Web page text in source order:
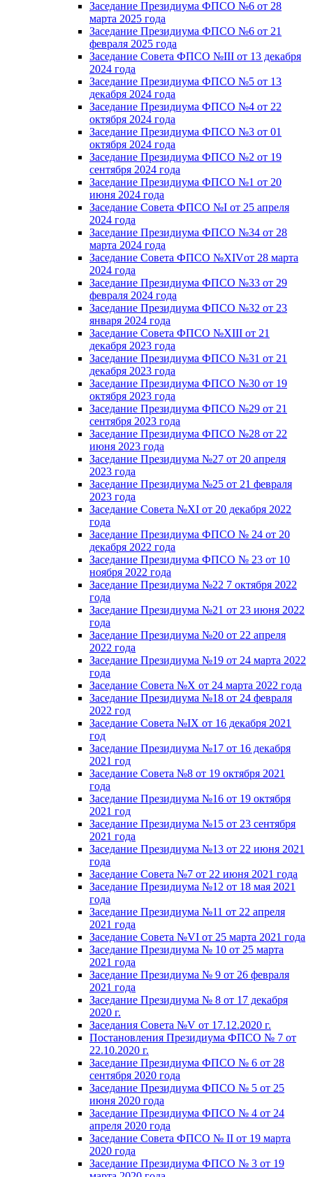
Заседание Президиума ФПСО №6 от 28
марта 2025 года
Заседание Президиума ФПСО №6 от 21
февраля 2025 года
Заседание Совета ФПСО №III от 13 декабря
2024 года
Заседание Президиума ФПСО №5 от 13
декабря 2024 года
Заседание Президиума ФПСО №4 от 22
октября 2024 года
Заседание Президиума ФПСО №3 от 01
октября 2024 года
Заседание Президиума ФПСО №2 от 19
сентября 2024 года
Заседание Президиума ФПСО №1 от 20
июня 2024 года
Заседание Совета ФПСО №I от 25 апреля
2024 года
Заседание Президиума ФПСО №34 от 28
марта 2024 года
Заседание Совета ФПСО №XIVот 28 марта
2024 года
Заседание Президиума ФПСО №33 от 29
февраля 2024 года
Заседание Президиума ФПСО №32 от 23
января 2024 года
Заседание Совета ФПСО №XIII от 21
декабря 2023 года
Заседание Президиума ФПСО №31 от 21
декабря 2023 года
Заседание Президиума ФПСО №30 от 19
октября 2023 года
Заседание Президиума ФПСО №29 от 21
сентября 2023 года
Заседание Президиума ФПСО №28 от 22
июня 2023 года
Заседание Президиума №27 от 20 апреля
2023 года
Заседание Президиума №25 от 21 февраля
2023 года
Заседание Совета №XI от 20 декабря 2022
года
Заседание Президиума ФПСО № 24 от 20
декабря 2022 года
Заседание Президиума ФПСО № 23 от 10
ноября 2022 года
Заседание Президиума №22 7 октября 2022
года
Заседание Президиума №21 от 23 июня 2022
года
Заседание Президиума №20 от 22 апреля
2022 года
Заседание Президиума №19 от 24 марта 2022
года
Заседание Совета №X от 24 марта 2022 года
Заседание Президиума №18 от 24 февраля
2022 год
Заседание Совета №IX от 16 декабря 2021
год
Заседание Президиума №17 от 16 декабря
2021 год
Заседание Совета №8 от 19 октября 2021
года
Заседание Президиума №16 от 19 октября
2021 год
Заседание Президиума №15 от 23 сентября
2021 года
Заседание Президиума №13 от 22 июня 2021
года
Заседание Совета №7 от 22 июня 2021 года
Заседание Президиума №12 от 18 мая 2021
года
Заседание Президиума №11 от 22 апреля
2021 года
Заседание Совета №VI от 25 марта 2021 года
Заседание Президиума № 10 от 25 марта
2021 года
Заседание Президиума № 9 от 26 февраля
2021 года
Заседание Президиума № 8 от 17 декабря
2020 г.
Заседания Совета №V от 17.12.2020 г.
Постановления Президиума ФПСО № 7 от
22.10.2020 г.
Заседание Президиума ФПСО № 6 от 28
сентября 2020 года
Заседание Президиума ФПСО № 5 от 25
июня 2020 года
Заседание Президиума ФПСО № 4 от 24
апреля 2020 года
Заседание Совета ФПСО № II от 19 марта
2020 года
Заседание Президиума ФПСО № 3 от 19